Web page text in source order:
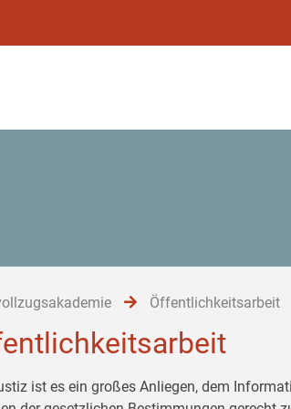
Öffentlichkeitsarbeit
ist es ein großes Anliegen, dem